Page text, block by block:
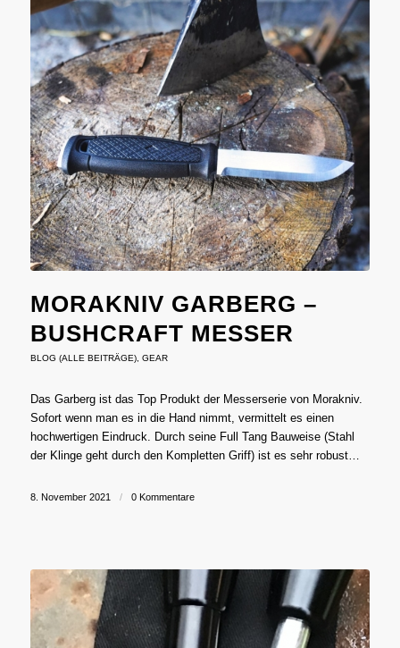
MORAKNIV GARBERG –
BUSHCRAFT MESSER
BLOG (ALLE BEITRÄGE), GEAR
Das Garberg ist das Top Produkt der Messerserie von Morakniv.
Sofort wenn man es in die Hand nimmt, vermittelt es einen
hochwertigen Eindruck. Durch seine Full Tang Bauweise (Stahl
der Klinge geht durch den Kompletten Griff) ist es sehr robust…
8. November 2021 / 0 Kommentare